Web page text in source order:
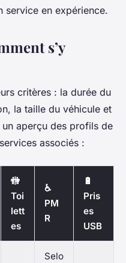
service en expérience.
s’y
critères : la durée du
la taille du véhicule et
aperçu des profils de
associés :
🚻
Toi
lett
es
♿
PM
R
🔋
Pris
es
USB
Selo